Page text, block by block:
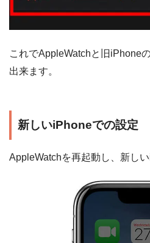
これでAppleWatchと旧iPhone
出来ます。
新しいiPhoneでの設定
AppleWatchを再起動し、新し